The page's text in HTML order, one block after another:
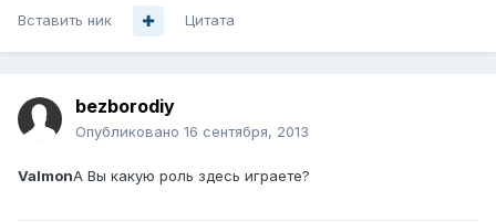
Вставить ник Цитата
bezborodiy
Опубликовано 16 сентября, 2013
ValmonА Вы какую роль здесь играете?